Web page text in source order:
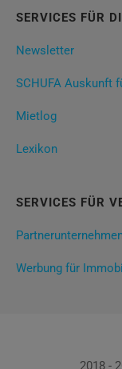
SERVICES FÜR
Newsletter
SCHUFA Auskunft
Mietlog
Lexikon
SERVICES FÜR
Werbung für
2018 -